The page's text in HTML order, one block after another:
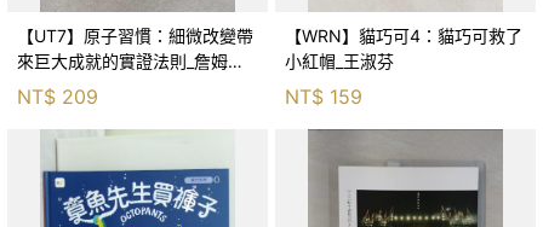
【UT7】原子習慣：細微改變帶
來巨大成就的實證法則_詹姆斯‧
克利爾, 蔡世偉
NT$ 209
【WRN】貓巧可4：貓巧可救了
小紅帽_王淑芬
NT$ 159